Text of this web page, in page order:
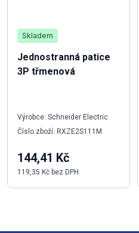
Skladem
Jednostranná patice
3P třmenová
Výrobce: Schneider Electric
Číslo zboží: RXZE2S111M
144,41 Kč
119,35 Kč bez DPH